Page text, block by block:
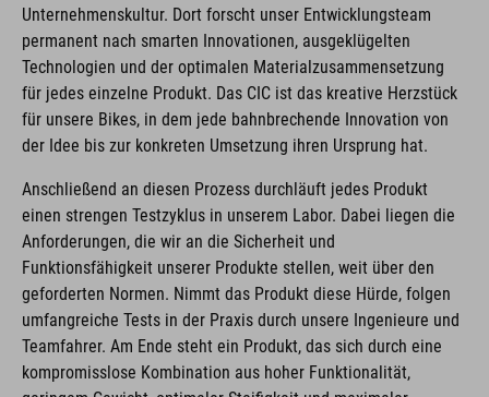
Unternehmenskultur. Dort forscht unser Entwicklungsteam
permanent nach smarten Innovationen, ausgeklügelten
Technologien und der optimalen Materialzusammensetzung
für jedes einzelne Produkt. Das CIC ist das kreative Herzstück
für unsere Bikes, in dem jede bahnbrechende Innovation von
der Idee bis zur konkreten Umsetzung ihren Ursprung hat.
Anschließend an diesen Prozess durchläuft jedes Produkt
einen strengen Testzyklus in unserem Labor. Dabei liegen die
Anforderungen, die wir an die Sicherheit und
Funktionsfähigkeit unserer Produkte stellen, weit über den
geforderten Normen. Nimmt das Produkt diese Hürde, folgen
umfangreiche Tests in der Praxis durch unsere Ingenieure und
Teamfahrer. Am Ende steht ein Produkt, das sich durch eine
kompromisslose Kombination aus hoher Funktionalität,